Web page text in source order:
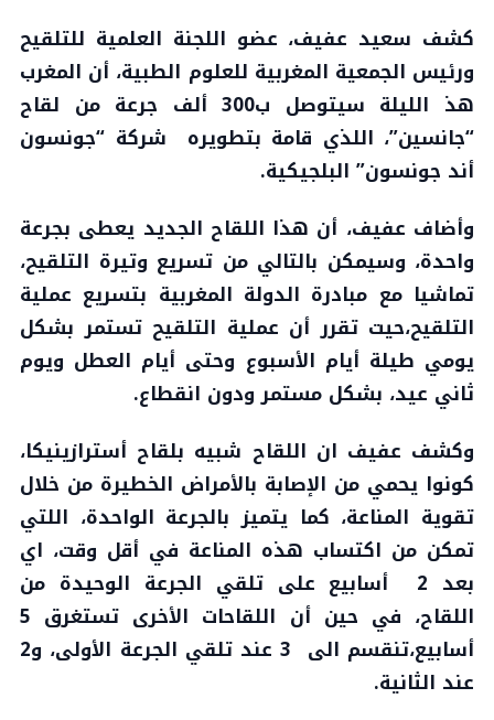
كشف سعيد عفيف، عضو اللجنة العلمية للتلقيح
ورئيس الجمعية المغربية للعلوم الطبية، أن المغرب
هذ الليلة سيتوصل ب300 ألف جرعة من لقاح
“جانسين”، اللذي قامة بتطويره شركة “جونسون
أند جونسون” البلجيكية.
وأضاف عفيف، أن هذا اللقاح الجديد يعطى بجرعة
واحدة، وسيمكن بالتالي من تسريع وتيرة التلقيح،
تماشيا مع مبادرة الدولة المغربية بتسريع عملية
التلقيح،حيت تقرر أن عملية التلقيح تستمر بشكل
يومي طيلة أيام الأسبوع وحتى أيام العطل ويوم
ثاني عيد، بشكل مستمر ودون انقطاع.
وكشف عفيف ان اللقاح شبيه بلقاح أسترازينيكا،
كونوا يحمي من الإصابة بالأمراض الخطيرة من خلال
تقوية المناعة، كما يتميز بالجرعة الواحدة، اللتي
تمكن من اكتساب هذه المناعة في أقل وقت، اي
بعد 2 أسابيع على تلقي الجرعة الوحيدة من
اللقاح، في حين أن اللقاحات الأخرى تستغرق 5
أسابيع،تنقسم الى 3 عند تلقي الجرعة الأولى، و2
عند الثانية.